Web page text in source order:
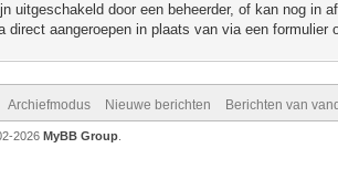
uitgeschakeld door een beheerder, of kan nog in
direct aangeroepen in plaats van via een formulier
Archiefmodus Nieuwe berichten Berichten van
2026 MyBB Group.